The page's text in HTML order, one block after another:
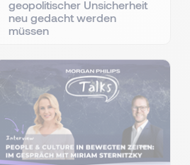
geopolitischer Unsicherheit
neu gedacht werden
müssen